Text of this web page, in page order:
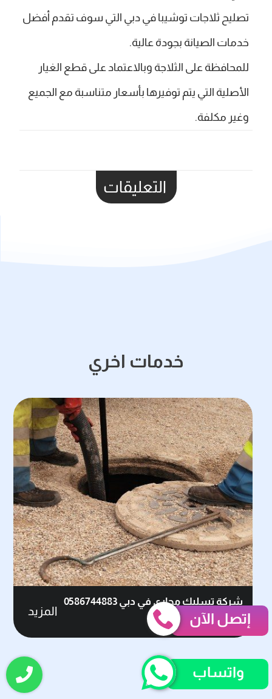
تصليح ثلاجات توشيبا في دبي التي سوف تقدم أفضل
خدمات الصيانة بجودة عالية.
للمحافظة على الثلاجة وبالاعتماد على قطع الغيار
الأصلية التي يتم توفيرها بأسعار متناسبة مع الجميع
وغير مكلفة.
التعليقات
خدمات اخري
شركة تسليك مجاري في دبي 0586744883
المزيد إتصل الآن
واتساب